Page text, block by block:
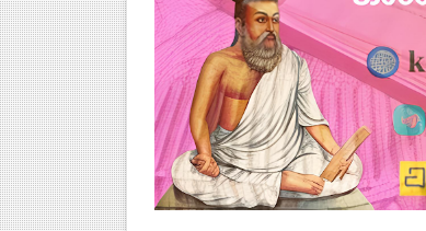
Census 2026: HLO
July 2026 Pay Slip
WWF India வழங்கும்
4th & 5th Standard
2027 Census Duty